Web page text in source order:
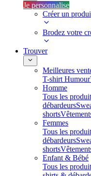
Je personnalise
Créer un
Brodez votre
Trouver
Meilleures
T-shirt Humour
Homme
Tous les
débardeurs
shorts
Femmes
Tous les
débardeurs
shorts
Enfant & Bébé
Tous les